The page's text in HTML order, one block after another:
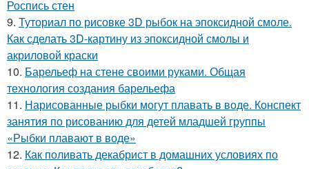
Роспись стен
9. Туториал по рисовке 3D рыбок на эпоксидной смоле.
Как сделать 3D-картину из эпоксидной смолы и
акриловой краски
10. Барельеф на стене своими руками. Общая
технология создания барельефа
11. Нарисованные рыбки могут плавать в воде. Конспект
занятия по рисованию для детей младшей группы
«Рыбки плавают в воде»
12. Как поливать декабрист в домашних условиях по